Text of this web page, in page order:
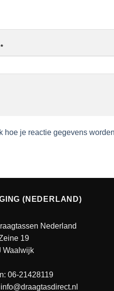
*
hoe je reactie gegevens
(NEDERLAND)
Nederland
19
Waalwijk
06-21428119